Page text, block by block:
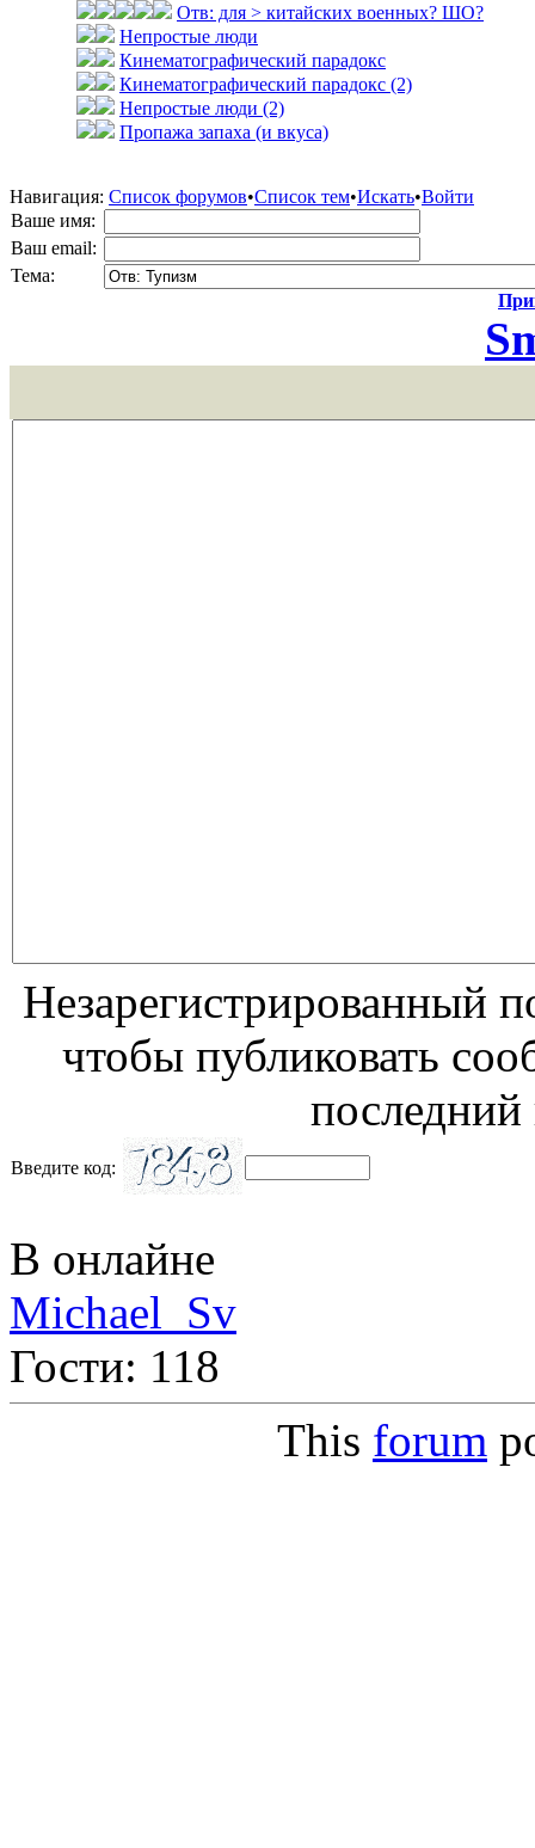
Отв: для > китайских военных? ШО?
Непростые люди
Кинематографический парадокс
Кинематографический парадокс (2)
Непростые люди (2)
Пропажа запаха (и вкуса)
Навигация: Список форумов•Список тем•Искать•Войти
Ваше имя:
Ваш email:
Тема:
Незарегистрированный
чтобы публиковать
Введите код:
В онлайне
Michael_Sv
Гости: 118
This forum